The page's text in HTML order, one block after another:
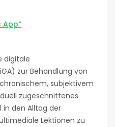
App“
digitale
zur Behandlung von
subjektivem
zugeschnittenes
in den Alltag der
Lektionen zu